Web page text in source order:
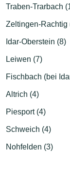
Traben-Trarbach
Zeltingen-Rachtig
Idar-Oberstein (8)
Leiwen (7)
Fischbach (bei
Altrich (4)
Piesport (4)
Schweich (4)
Nohfelden (3)